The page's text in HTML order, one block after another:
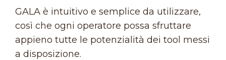
GALA è intuitivo e semplice da utilizzare,
così che ogni operatore possa sfruttare
appieno tutte le potenzialità dei tool messi
a disposizione.